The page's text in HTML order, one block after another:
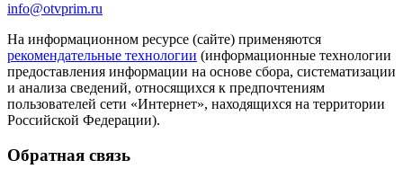
info@otvprim.ru
На информационном ресурсе (сайте) применяются
рекомендательные технологии (информационные технологии
предоставления информации на основе сбора, систематизации
и анализа сведений, относящихся к предпочтениям
пользователей сети «Интернет», находящихся на территории
Российской Федерации).
Обратная связь